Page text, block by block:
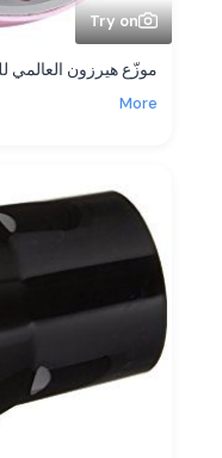
Try on
موزّع هيرزون العالمي
More